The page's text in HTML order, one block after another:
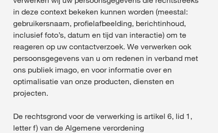
in deze context bekeken kunnen worden (meestal:
gebruikersnaam, profielafbeelding, berichtinhoud,
inclusief foto’s, datum en tijd van interactie) om te
reageren op uw contactverzoek. We verwerken ook
persoonsgegevens van u om redenen in verband met
ons publiek imago, en voor informatie over en
optimalisatie van onze producten, diensten en
projecten.
De rechtsgrond voor de verwerking is artikel 6, lid 1,
letter f) van de Algemene verordening